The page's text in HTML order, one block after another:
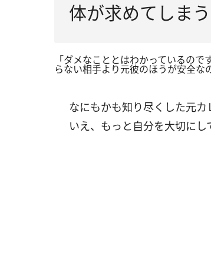
体が求めてしま
「ダメなこととはわかっているの
らない相手より元彼のほうが安全な
なにもかも知り尽くした元
いえ、もっと自分を大切に